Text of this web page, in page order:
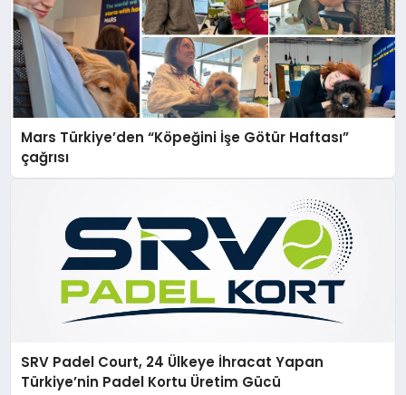
Mars Türkiye’den “Köpeğini İşe Götür Haftası”
çağrısı
SRV Padel Court, 24 Ülkeye İhracat Yapan
Türkiye’nin Padel Kortu Üretim Gücü